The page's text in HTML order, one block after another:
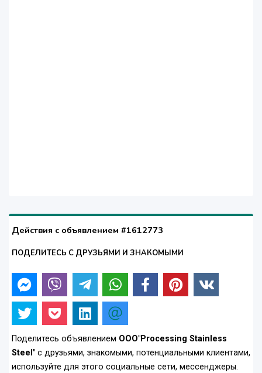
Действия с объявлением #1612773
ПОДЕЛИТЕСЬ С ДРУЗЬЯМИ И ЗНАКОМЫМИ
Поделитесь объявлением ООО"Processing Stainless
Steel" с друзьями, знакомыми, потенциальными клиентами,
используйте для этого социальные сети, мессенджеры.